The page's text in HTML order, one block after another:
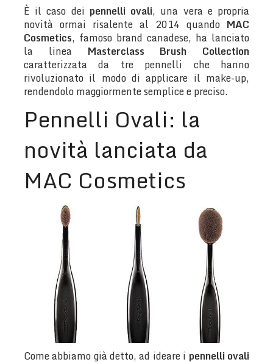
È il caso dei pennelli ovali, una vera e propria
novità ormai risalente al 2014 quando MAC
Cosmetics, famoso brand canadese, ha lanciato
la linea Masterclass
Brush Collection
caratterizzata da tre pennelli che hanno
rivoluzionato il modo di applicare il make-up,
rendendolo maggiormente semplice e preciso.
Pennelli Ovali: la
novità lanciata da
MAC Cosmetics
Come abbiamo già detto, ad ideare i pennelli ovali